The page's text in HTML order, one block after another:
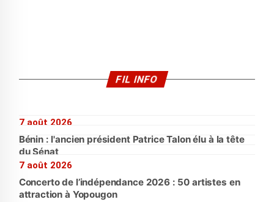
FIL INFO
7 août 2026
Bénin : l'ancien président Patrice Talon élu à la tête
du Sénat
7 août 2026
Concerto de l’indépendance 2026 : 50 artistes en
attraction à Yopougon